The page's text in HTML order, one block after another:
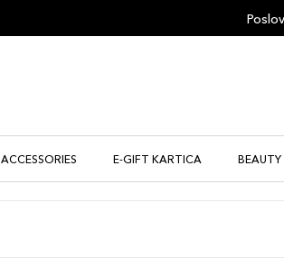
ACCESSORIES E-GIFT KARTICA